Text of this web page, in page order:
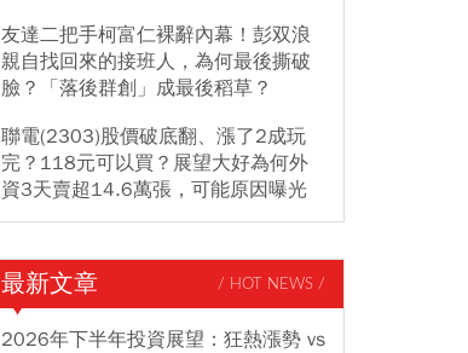
友達二把手柯富仁裸辭內幕！彭双浪
親自找回來的接班人，為何最後撕破
臉？「落後群創」成最後稻草？
聯電(2303)股價破底翻、漲了2成玩
完？118元可以買？展望大好為何外
資3天賣超14.6萬張，可能原因曝光
最新文章 / HOT NEWS /
2026年下半年投資展望：狂熱漲勢 vs